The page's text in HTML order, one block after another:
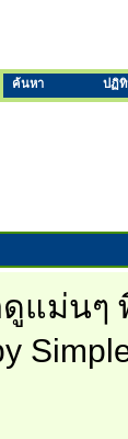
ค้นหา ปฏิ
แม่นๆ